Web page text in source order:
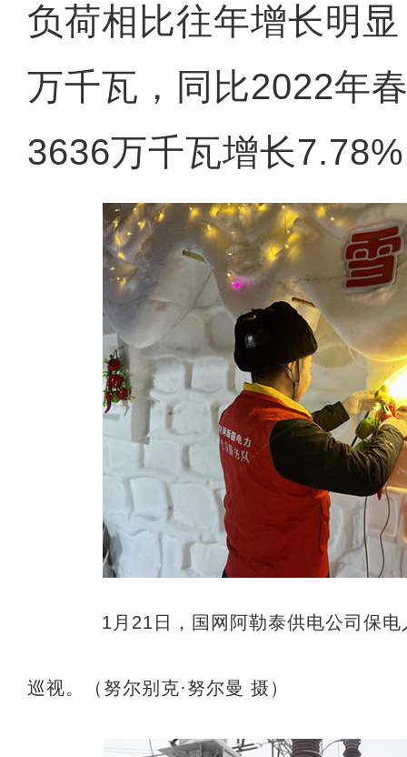
负荷相比往年增长明
万千瓦，同比2022年
3636万千瓦增长
1月21日，国网阿勒泰供电公司保电
巡视。（努尔别克·努尔曼 摄）